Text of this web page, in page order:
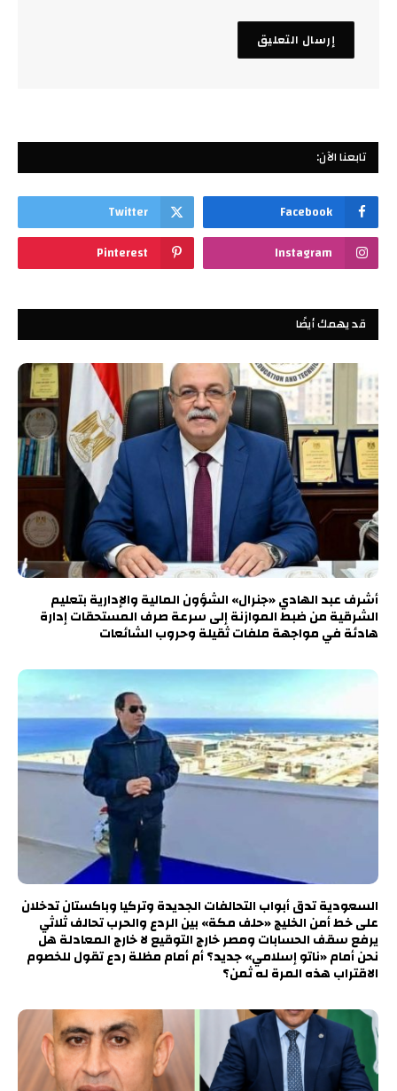
تابعنا الآن:
Facebook
Twitter
Instagram
Pinterest
قد يهمك أيضًا
أشرف عبد الهادي «جنرال» الشؤون المالية والإدارية بتعليم
الشرقية من ضبط الموازنة إلى سرعة صرف المستحقات إدارة
هادئة في مواجهة ملفات ثقيلة وحروب الشائعات
السعودية تدق أبواب التحالفات الجديدة وتركيا وباكستان تدخلان
على خط أمن الخليج «حلف مكة» بين الردع والحرب تحالف ثلاثي
يرفع سقف الحسابات ومصر خارج التوقيع لا خارج المعادلة هل
نحن أمام «ناتو إسلامي» جديد؟ أم أمام مظلة ردع تقول للخصوم
الاقتراب هذه المرة له ثمن؟